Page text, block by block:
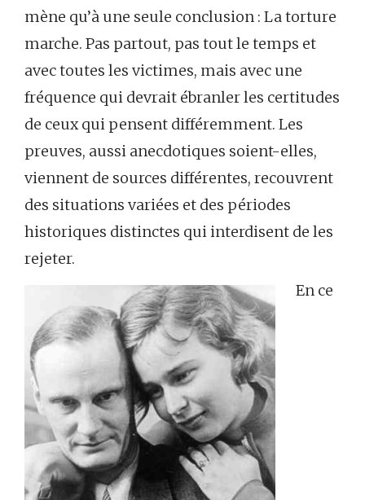
mène qu’à une seule conclusion : La torture
marche. Pas partout, pas tout le temps et
avec toutes les victimes, mais avec une
fréquence qui devrait ébranler les certitudes
de ceux qui pensent différemment. Les
preuves, aussi anecdotiques soient-elles,
viennent de sources différentes, recouvrent
des situations variées et des périodes
historiques distinctes qui interdisent de les
rejeter.
En ce